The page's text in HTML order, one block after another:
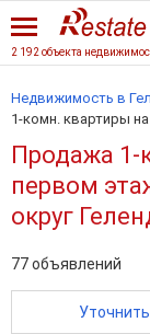
2 192 объекта
Недвижимость в
1-комн. квартиры
Продажа 1-
первом
округ
77объявлений